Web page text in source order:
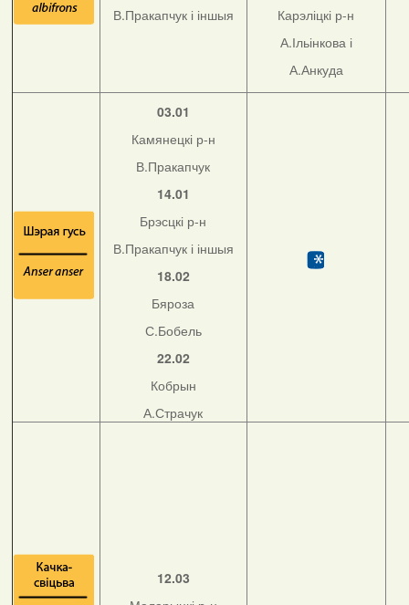
В.Пракапчук і іншыя
Карэліцкі р-н
А.Ільінкова і
А.Анкуда
03.01
Камянецкі р-н
В.Пракапчук
14.01
Брэсцкі р-н
В.Пракапчук і іншыя
18.02
Бяроза
С.Бобель
22.02
Кобрын
А.Страчук
12.03